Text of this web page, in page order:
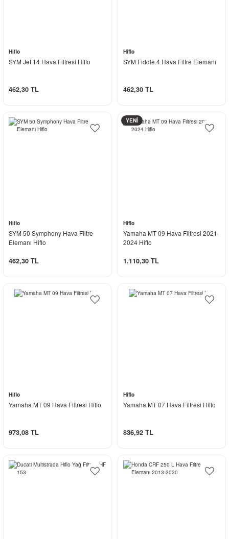
Hiflo
SYM Jet 14 Hava Filtresi Hiflo
462,30 TL
Hiflo
SYM Fiddle 4 Hava Filtre Elemanı
462,30 TL
Hiflo
SYM 50 Symphony Hava Filtre
Elemanı Hiflo
462,30 TL
YENİ
Hiflo
Yamaha MT 09 Hava Filtresi 2021-
2024 Hiflo
1.110,30 TL
Hiflo
Yamaha MT 09 Hava Filtresi Hiflo
973,08 TL
Hiflo
Yamaha MT 07 Hava Filtresi Hiflo
836,92 TL